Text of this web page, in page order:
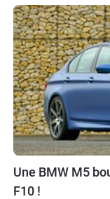
Une BMW M5
F10 !